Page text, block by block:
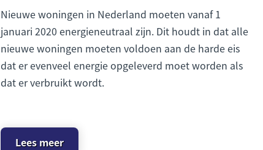
Nieuwe woningen in Nederland moeten vanaf 1
januari 2020 energieneutraal zijn. Dit houdt in dat alle
nieuwe woningen moeten voldoen aan de harde eis
dat er evenveel energie opgeleverd moet worden als
dat er verbruikt wordt.
Lees meer